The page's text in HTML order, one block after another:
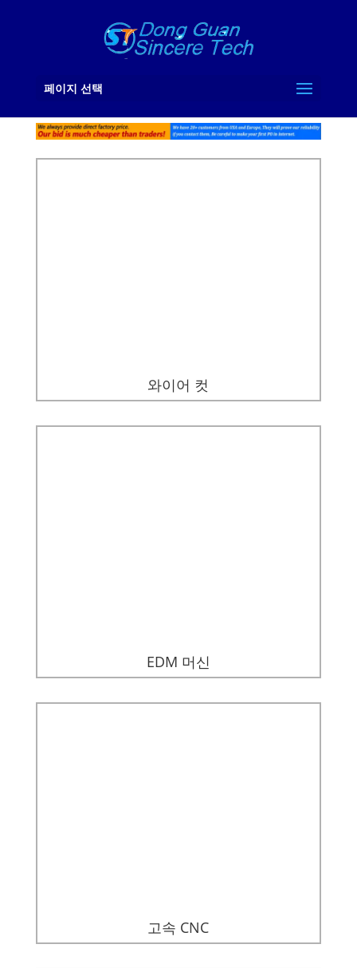
페이지 선택
와이어 컷
EDM 머신
고속 CNC